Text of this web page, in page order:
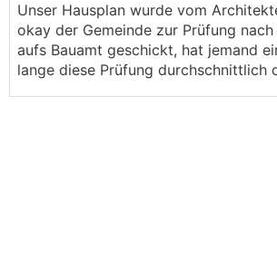
Unser Hausplan wurde vom
okay der Gemeinde zur Prüfung nach
aufs Bauamt geschickt, hat jemand
lange diese Prüfung durchschnittlich